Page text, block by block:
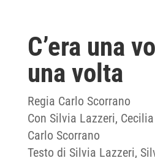
C’era una
una volta
Regia Carlo Scorrano
Con Silvia Lazzeri,
Carlo Scorrano
Testo di Silvia Lazzeri,